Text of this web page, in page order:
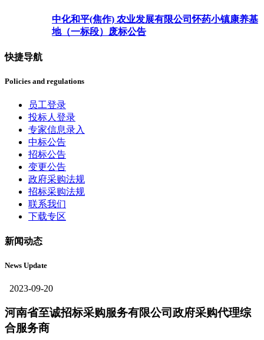
中化和平(焦作) 农业发展有限公司怀药小镇康养基
地（一标段）废标公告
快捷导航
Policies and regulations
员工登录
投标人登录
专家信息录入
中标公告
招标公告
变更公告
政府采购法规
招标采购法规
联系我们
下载专区
新闻动态
News Update
2023-09-20
河南省至诚招标采购服务有限公司政府采购代理综
合服务商